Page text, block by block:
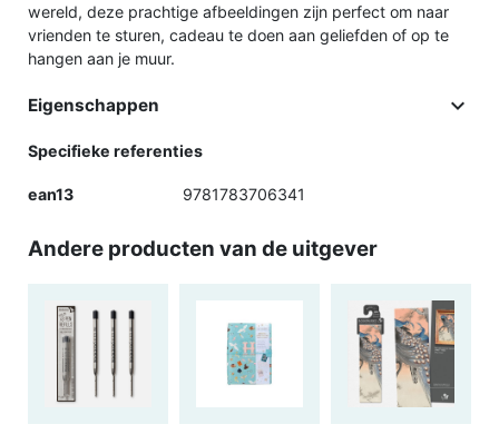
wereld, deze prachtige afbeeldingen zijn perfect om naar
vrienden te sturen, cadeau te doen aan geliefden of op te
hangen aan je muur.
Eigenschappen 
Specifieke referenties
ean13 9781783706341
Andere producten van de uitgever